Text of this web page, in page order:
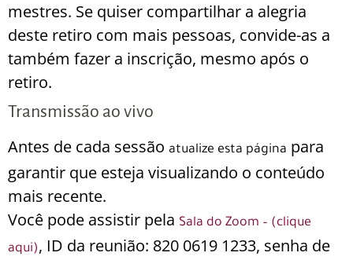
mestres. Se quiser compartilhar a alegria
deste retiro com mais pessoas, convide-as a
também fazer a inscrição, mesmo após o
retiro.
Transmissão ao vivo
Antes de cada sessão atualize esta página para
garantir que esteja visualizando o conteúdo
mais recente.
Você pode assistir pela Sala do Zoom – (clique
aqui), ID da reunião: 820 0619 1233, senha de